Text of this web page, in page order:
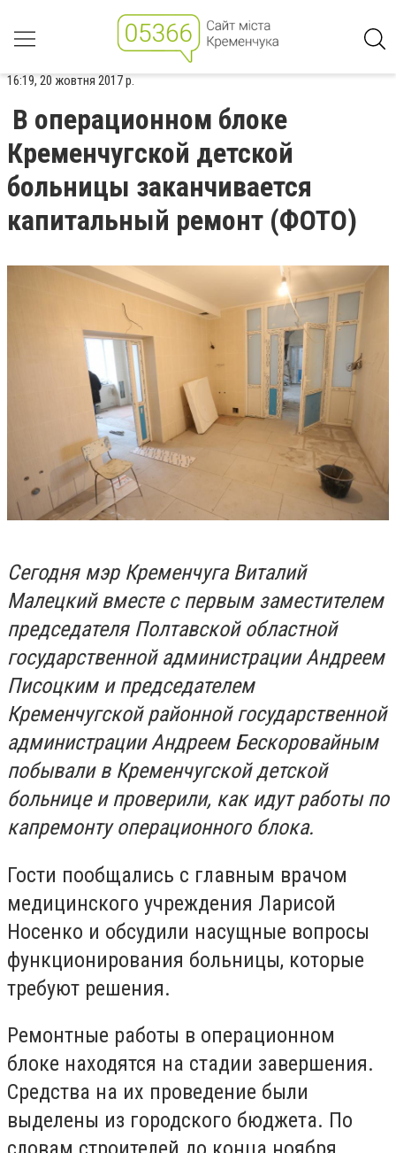
16:19, 20 жовтня 2017 р.
В операционном блоке
Кременчугской детской
больницы заканчивается
капитальный ремонт (ФОТО)
Сегодня мэр Кременчуга Виталий
Малецкий вместе с первым заместителем
председателя Полтавской областной
государственной администрации Андреем
Писоцким и председателем
Кременчугской районной государственной
администрации Андреем Бескоровайным
побывали в Кременчугской детской
больнице и проверили, как идут работы по
капремонту операционного блока.
Гости пообщались с главным врачом
медицинского учреждения Ларисой
Носенко и обсудили насущные вопросы
функционирования больницы, которые
требуют решения.
Ремонтные работы в операционном
блоке находятся на стадии завершения.
Средства на их проведение были
выделены из городского бюджета. По